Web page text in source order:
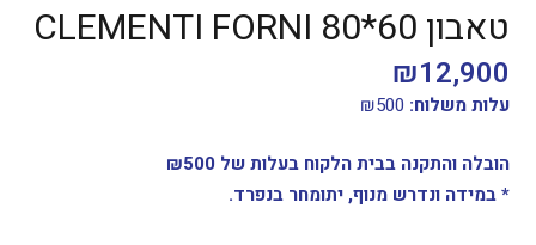
טאבון 60*80 CLEMENTI FORNI
₪12,900
עלות משלוח: ₪500
הובלה והתקנה בבית הלקוח בעלות של ₪500
* במידה ונדרש מנוף, יתומחר בנפרד.